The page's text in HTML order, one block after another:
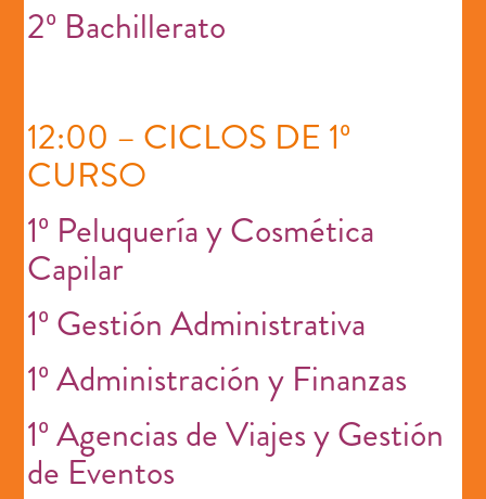
2º Bachillerato
12:00 – CICLOS DE 1º
CURSO
1º Peluquería y Cosmética
Capilar
1º Gestión Administrativa
1º Administración y Finanzas
1º Agencias de Viajes y Gestión
de Eventos